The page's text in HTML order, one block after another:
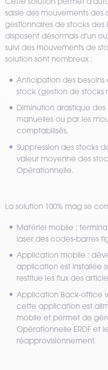
saisie des mouvements des
gestionnaires de stocks des
disposent désormais d'un
suivi des mouvements de
solution sont nombreux :
Anticipation des besoins
stock (gestion de stocks
Diminution drastique des
manuelles ou par les
comptabilisés,
Suppression des stocks
valeur moyenne des
Opérationnelle.
La solution 100% mag se
Matériel mobile :
laser des codes-barres
Application mobile :
application est installée
restitue les flux des
Application Back-office
cette application est
mobile et permet de
Opérationnelle ERDF et
réapprovisionnement.